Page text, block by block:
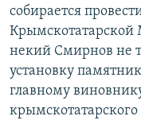
собирается
Крымскотатарской
некий Смирнов не
установку
главному